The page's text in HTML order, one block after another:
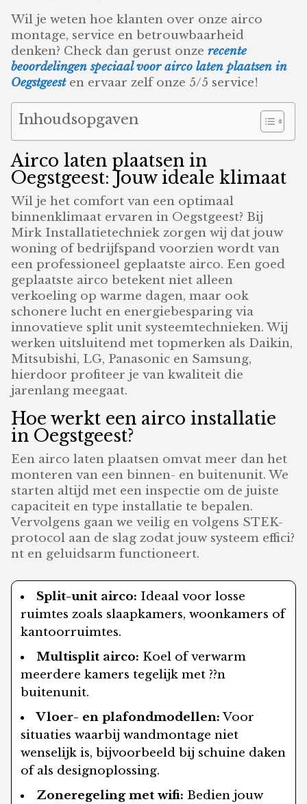
Wil je weten hoe klanten over onze airco
montage, service en betrouwbaarheid
denken? Check dan gerust onzerecente
beoordelingen speciaal voor airco laten plaatsen in
Oegstgeesten ervaar zelf onze 5/5 service!
Inhoudsopgaven
Airco laten plaatsen in
Oegstgeest: Jouw ideale klimaat
Wil je het comfort van een optimaal
binnenklimaat ervaren in Oegstgeest? Bij
Mirk Installatietechniek zorgen wij dat jouw
woning of bedrijfspand voorzien wordt van
een professioneel geplaatste airco. Een goed
geplaatste airco betekent niet alleen
verkoeling op warme dagen, maar ook
schonere lucht en energiebesparing via
innovatieve split unit systeemtechnieken. Wij
werken uitsluitend met topmerken als Daikin,
Mitsubishi, LG, Panasonic en Samsung,
hierdoor profiteer je van kwaliteit die
jarenlang meegaat.
Hoe werkt een airco installatie
in Oegstgeest?
Een airco laten plaatsen omvat meer dan het
monteren van een binnen- en buitenunit. We
starten altijd met een inspectie om de juiste
capaciteit en type installatie te bepalen.
Vervolgens gaan we veilig en volgens STEK-
protocol aan de slag zodat jouw systeem effici?
nt en geluidsarm functioneert.
Split-unit airco: Ideaal voor losse
ruimtes zoals slaapkamers, woonkamers of
kantoorruimtes.
Multisplit airco: Koel of verwarm
meerdere kamers tegelijk met ??n
buitenunit.
Vloer- en plafondmodellen: Voor
situaties waarbij wandmontage niet
wenselijk is, bijvoorbeeld bij schuine daken
of als designoplossing.
Zoneregeling met wifi: Bedien jouw